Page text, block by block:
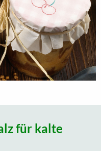
für kalte